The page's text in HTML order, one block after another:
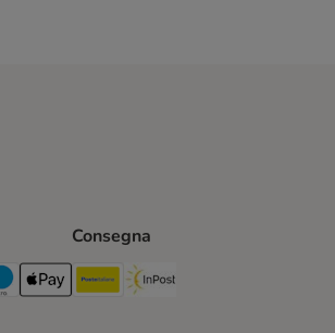
Method
Payment Method
Apple pay. Payment Method
Method
Consegna
Poste Italiane. Shipping Method